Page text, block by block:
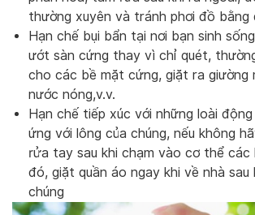
thường xuyên và tránh phơi đồ bằng
Hạn chế bụi bẩn tại nơi bạn sinh
ướt sàn cứng thay vì chỉ quét,
cho các bề mặt cứng, giặt ra giường
nước nóng,v.v.
Hạn chế tiếp xúc với những loài
ứng với lông của chúng, nếu không
rửa tay sau khi chạm vào cơ thể các
đó, giặt quần áo ngay khi về nhà sau
chúng